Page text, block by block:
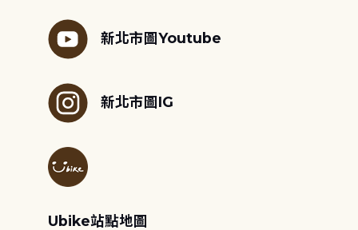
新北市圖Youtube
新北市圖IG
Ubike站點地圖